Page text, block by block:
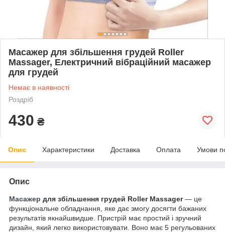
Масажер для збільшення грудей Roller
Massager, Електричний вібраційний масажер
для грудей
Немає в наявності
Роздріб
430 ₴
Опис Характеристики Доставка Оплата Умови
Опис
Масажер для збільшення грудей Roller Massager— це
функціональне обладнання, яке дає змогу досягти бажаних
результатів якнайшвидше. Пристрій має простий і зручний
дизайн, який легко використовувати. Воно має 5 регульованих